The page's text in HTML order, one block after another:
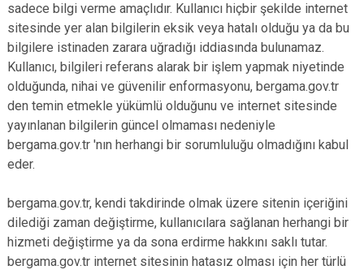
sadece bilgi verme amaçlıdır. Kullanıcı hiçbir şekilde internet
sitesinde yer alan bilgilerin eksik veya hatalı olduğu ya da bu
bilgilere istinaden zarara uğradığı iddiasında bulunamaz.
Kullanıcı, bilgileri referans alarak bir işlem yapmak niyetinde
olduğunda, nihai ve güvenilir enformasyonu, bergama.gov.tr
den temin etmekle yükümlü olduğunu ve internet sitesinde
yayınlanan bilgilerin güncel olmaması nedeniyle
bergama.gov.tr 'nın herhangi bir sorumluluğu olmadığını kabul
eder.
bergama.gov.tr, kendi takdirinde olmak üzere sitenin içeriğini
dilediği zaman değiştirme, kullanıcılara sağlanan herhangi bir
hizmeti değiştirme ya da sona erdirme hakkını saklı tutar.
bergama.gov.tr internet sitesinin hatasız olması için her türlü